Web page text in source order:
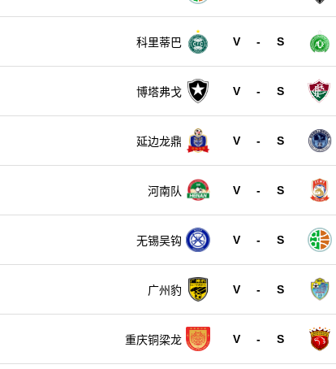
科里蒂巴 V - S
博塔弗戈 V - S
延边龙鼎 V - S
河南队 V - S
无锡吴钩 V - S
广州豹 V - S
重庆铜梁龙 V - S